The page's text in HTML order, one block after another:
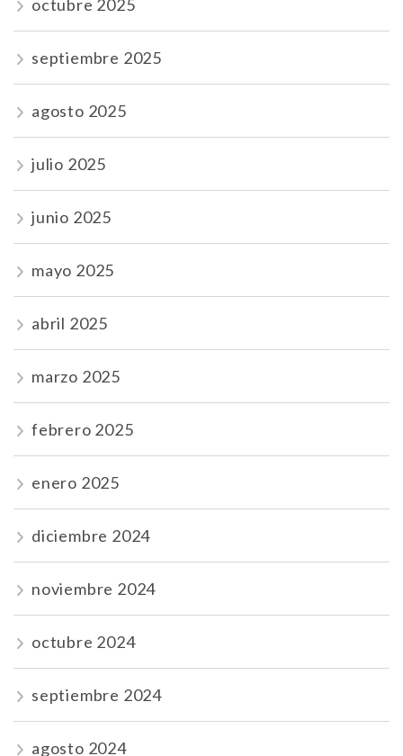
octubre 2025
septiembre 2025
agosto 2025
julio 2025
junio 2025
mayo 2025
abril 2025
marzo 2025
febrero 2025
enero 2025
diciembre 2024
noviembre 2024
octubre 2024
septiembre 2024
agosto 2024